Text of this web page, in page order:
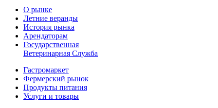
О рынке
Летние веранды
История рынка
Арендаторам
Государственная
Ветеринарная Служба
Гастромаркет
Фермерский рынок
Продукты питания
Услуги и товары